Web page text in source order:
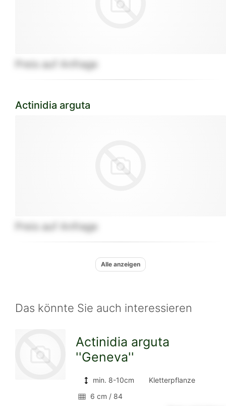
Preis auf Anfrage
Actinidia arguta
Preis auf Anfrage
Alle anzeigen
Das könnte Sie auch interessieren
Actinidia arguta
''Geneva''
min. 8-10cm
Kletterpflanze
6 cm / 84